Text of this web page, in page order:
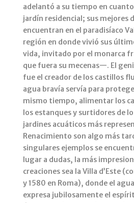
adelantó a su tiempo en
jardín residencial; sus mejores
encuentran en el paradisíaco
región en donde vivió sus
vida, invitado por el monarca
que fuera su mecenas—. El
fue el creador de los castillos
agua bravía servía para
mismo tiempo, alimentar los
los estanques y surtidores de
jardines acuáticos más
Renacimiento son algo más
singulares ejemplos se
lugar a dudas, la más
creaciones sea la Villa d’Este
y 1580 en Roma), donde el
expresa jubilosamente el